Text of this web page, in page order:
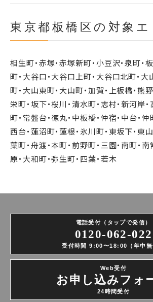
東京都板橋区の対象エ
相生町・赤塚・赤塚新町・小豆沢・泉町・
町・大谷口・大谷口上町・大谷口北町・大
町・大山東町・大山町・加賀・上板橋・熊
栄町・坂下・桜川・清水町・志村・新河岸
町・常盤台・徳丸・中板橋・仲宿・中台・仲
西台・蓮沼町・蓮根・氷川町・東坂下・東
葉町・舟渡・本町・前野町・三園・南町・
原・大和町・弥生町・四葉・若木
電話受付（タップで発信）
0120-062-022
受付時間 9:00〜18:00（年中無
Web受付
お申し込みフォ
24時間受付